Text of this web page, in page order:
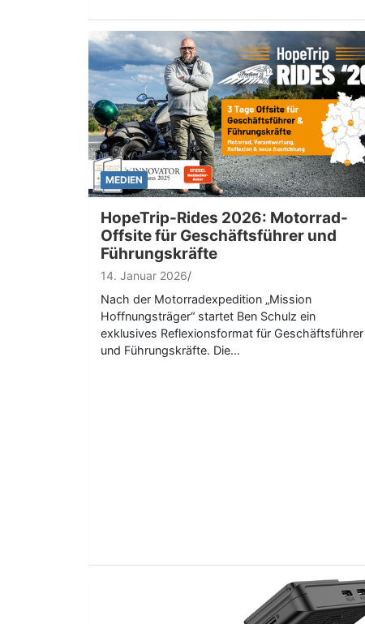
MEDIEN
HopeTrip-Rides 2026: Motorrad-
Offsite für Geschäftsführer und
Führungskräfte
14. Januar 2026
Nach der Motorradexpedition „Mission
Hoffnungsträger“ startet Ben Schulz ein
exklusives Reflexionsformat für Geschäftsführer
und Führungskräfte. Die…